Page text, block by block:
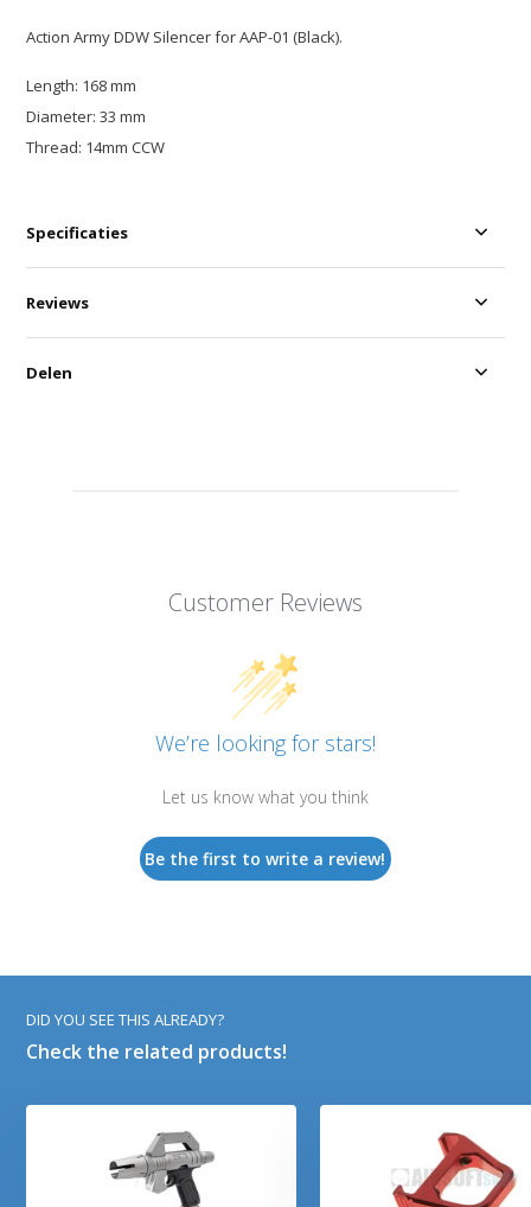
Action Army DDW Silencer for AAP-01 (Black).
Length: 168 mm
Diameter: 33 mm
Thread: 14mm CCW
Specificaties
Customer Reviews
We’re looking for stars!
Let us know what you think
Be the first to write a review!
Reviews
Delen
DID YOU SEE THIS ALREADY?
Check the related products!